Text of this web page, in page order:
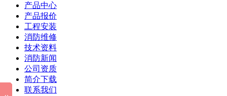
产品中心
产品报价
工程安装
消防维修
技术资料
消防新闻
公司资质
简介下载
联系我们